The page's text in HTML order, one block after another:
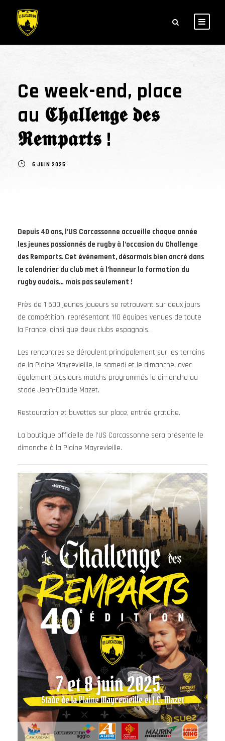
Ce week-end, place
au 𝕮𝖍𝖆𝖑𝖑𝖊𝖓𝖌𝖊 𝖉𝖊𝖘
𝕽𝖊𝖒𝖕𝖆𝖗𝖙𝖘 !
6 JUIN 2025
Depuis 40 ans, l’US Carcassonne accueille chaque année
les jeunes passionnés de rugby à l’occasion du Challenge
des Remparts. Cet événement, désormais bien ancré dans
le calendrier du club met à l’honneur la formation du
rugby audois… mais pas seulement !
Près de 1 500 jeunes joueurs se retrouvent sur deux jours
de compétition, représentant 110 équipes venues de toute
la France, ainsi que deux clubs espagnols.
Les rencontres se déroulent principalement sur les terrains
de la Plaine Mayrevieille, le samedi et le dimanche, avec
également plusieurs matchs programmés le dimanche au
stade Jean-Claude Mazet.
Restauration et buvettes sur place, entrée gratuite.
La boutique officielle de l’US Carcassonne sera présente le
dimanche à la Plaine Mayrevieille.